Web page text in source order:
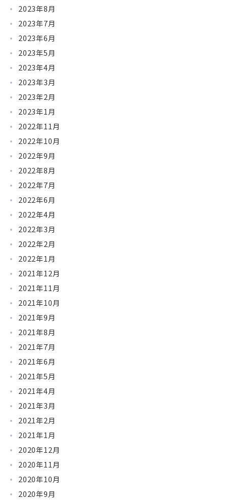
2023年8月
2023年7月
2023年6月
2023年5月
2023年4月
2023年3月
2023年2月
2023年1月
2022年11月
2022年10月
2022年9月
2022年8月
2022年7月
2022年6月
2022年4月
2022年3月
2022年2月
2022年1月
2021年12月
2021年11月
2021年10月
2021年9月
2021年8月
2021年7月
2021年6月
2021年5月
2021年4月
2021年3月
2021年2月
2021年1月
2020年12月
2020年11月
2020年10月
2020年9月